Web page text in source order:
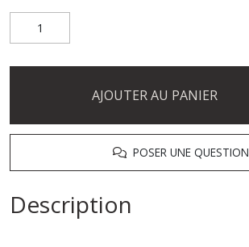
AJOUTER AU PANIER
POSER UNE QUESTION
Description